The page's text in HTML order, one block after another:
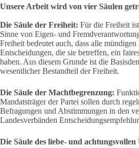
Unsere Arbeit wird von vier Säulen
Die Säule der Freiheit: Für die Freiheit
Sinne von Eigen- und
Freiheit bedeutet auch, dass alle mündigen
Entscheidungen, die sie betreffen, ein
haben. Aus diesem Grunde ist die
wesentlicher Bestandteil der Freiheit.
Die Säule der Machtbegrenzung:
Mandatsträger der Partei sollen durch
Befragungen und Abstimmungen in den
Landesverbänden
Die Säule des liebe- und achtungsvollen